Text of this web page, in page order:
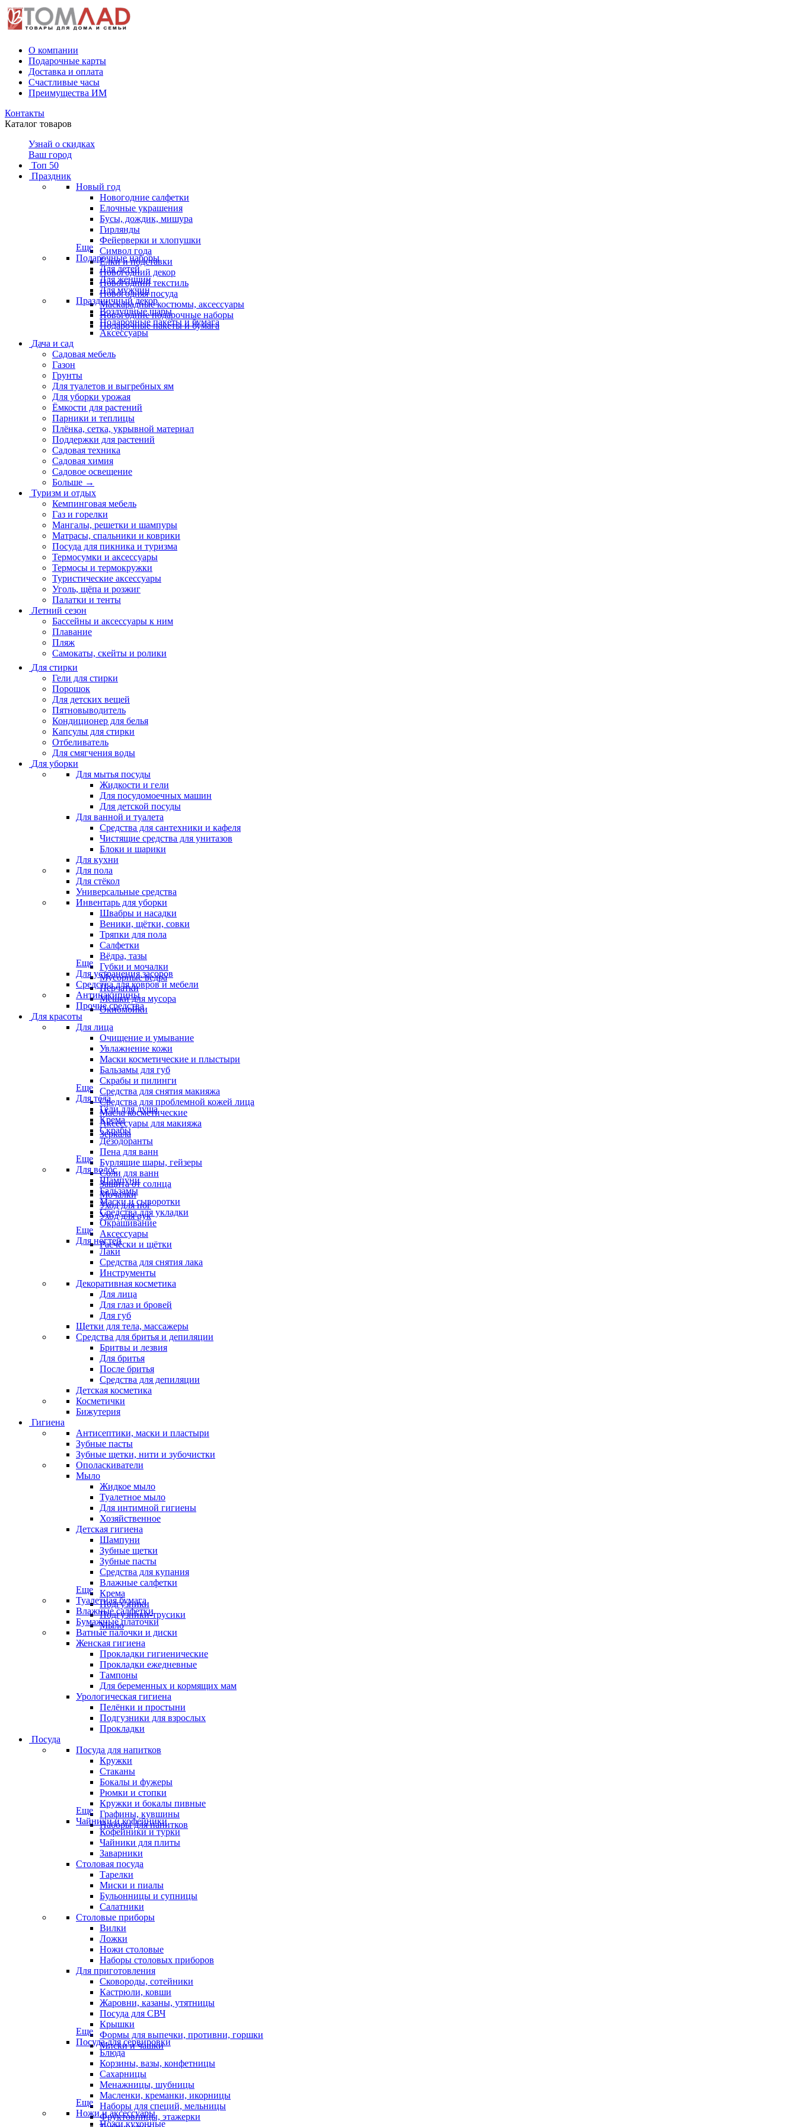
О компании
Подарочные карты
Доставка и оплата
Счастливые часы
Преимущества ИМ
Контакты
Каталог товаров
Узнай о скидках
Ваш город
Топ 50
Праздник
Новый год
Новогодние салфетки
Елочные украшения
Бусы, дождик, мишура
Гирлянды
Фейерверки и хлопушки
Символ года
Ёлки и подставки
Новогодний декор
Новогодний текстиль
Новогодняя посуда
Маскарадные костюмы, аксессуары
Новогодние подарочные наборы
Подарочные пакеты и бумага
Еще
Подарочные наборы
Для детей
Для женщин
Для мужчин
Праздничный декор
Воздушные шары
Подарочные пакеты и бумага
Аксессуары
Дача и сад
Садовая мебель
Газон
Грунты
Для туалетов и выгребных ям
Для уборки урожая
Ёмкости для растений
Парники и теплицы
Плёнка, сетка, укрывной материал
Поддержки для растений
Садовая техника
Садовая химия
Садовое освещение
Больше →
Туризм и отдых
Кемпинговая мебель
Газ и горелки
Мангалы, решетки и шампуры
Матрасы, cпальники и коврики
Посуда для пикника и туризма
Термосумки и аксессуары
Термосы и термокружки
Туристические аксессуары
Уголь, щёпа и розжиг
Палатки и тенты
Летний сезон
Бассейны и аксессуары к ним
Плавание
Пляж
Самокаты, скейты и ролики
Для стирки
Гели для стирки
Порошок
Для детских вещей
Пятновыводитель
Кондиционер для белья
Капсулы для стирки
Отбеливатель
Для смягчения воды
Для уборки
Для мытья посуды
Жидкости и гели
Для посудомоечных машин
Для детской посуды
Для ванной и туалета
Средства для сантехники и кафеля
Чистящие средства для унитазов
Блоки и шарики
Для кухни
Для пола
Для стёкол
Универсальные средства
Инвентарь для уборки
Швабры и насадки
Веники, щётки, совки
Тряпки для пола
Салфетки
Вёдра, тазы
Губки и мочалки
Мусорные ведра
Перчатки
Мешки для мусора
Окномойки
Еще
Для устранения засоров
Средства для ковров и мебели
Антинакипины
Прочие средства
Для красоты
Для лица
Очищение и умывание
Увлажнение кожи
Маски косметические и плыстыри
Бальзамы для губ
Скрабы и пилинги
Средства для снятия макияжа
Средства для проблемной кожей лица
Масла косметические
Аксессуары для макияжа
Зеркала
Еще
Для тела
Гели для душа
Крема
Скрабы
Дезодоранты
Пена для ванн
Бурлящие шары, гейзеры
Соли для ванн
Защита от солнца
Мочалки
Уход для ног
Уход для рук
Еще
Для волос
Шампуни
Бальзамы
Маски и сыворотки
Средства для укладки
Окрашивание
Аксессуары
Расчёски и щётки
Еще
Для ногтей
Лаки
Средства для снятия лака
Инструменты
Декоративная косметика
Для лица
Для глаз и бровей
Для губ
Щетки для тела, массажеры
Средства для бритья и депиляции
Бритвы и лезвия
Для бритья
После бритья
Средства для депиляции
Детская косметика
Косметички
Бижутерия
Гигиена
Антисептики, маски и пластыри
Зубные пасты
Зубные щетки, нити и зубочистки
Ополаскиватели
Мыло
Жидкое мыло
Туалетное мыло
Для интимной гигиены
Хозяйственное
Детская гигиена
Шампуни
Зубные щетки
Зубные пасты
Средства для купания
Влажные салфетки
Крема
Подгузники
Подгузники-трусики
Мыло
Еще
Туалетная бумага
Влажные салфетки
Бумажные платочки
Ватные палочки и диски
Женская гигиена
Прокладки гигиенические
Прокладки ежедневные
Тампоны
Для беременных и кормящих мам
Урологическая гигиена
Пелёнки и простыни
Подгузники для взрослых
Прокладки
Посуда
Посуда для напитков
Кружки
Стаканы
Бокалы и фужеры
Рюмки и стопки
Кружки и бокалы пивные
Графины, кувшины
Наборы для напитков
Еще
Чайники и кофейники
Кофейники и турки
Чайники для плиты
Заварники
Столовая посуда
Тарелки
Миски и пиалы
Бульонницы и супницы
Салатники
Столовые приборы
Вилки
Ложки
Ножи столовые
Наборы столовых приборов
Для приготовления
Сковороды, сотейники
Кастрюли, ковши
Жаровни, казаны, утятницы
Посуда для СВЧ
Крышки
Формы для выпечки, противни, горшки
Миски и чашки
Еще
Посуда для сервировки
Блюда
Корзины, вазы, конфетницы
Сахарницы
Менажницы, шубницы
Масленки, креманки, икорницы
Наборы для специй, мельницы
Фруктовницы, этажерки
Еще
Ножи и аксессуары
Ножи кухонные